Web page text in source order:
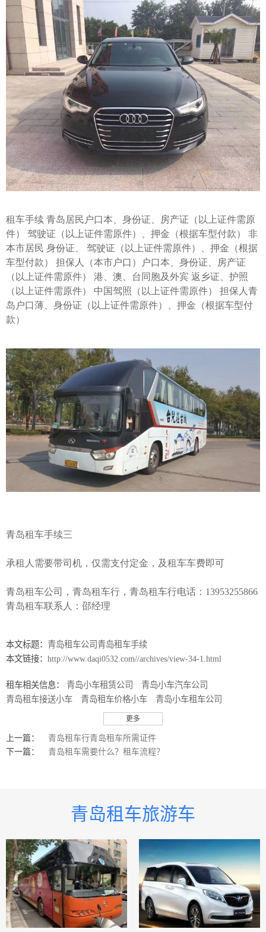
租车手续 青岛居民户口本、身份证、房产证（以上证件需原
件） 驾驶证（以上证件需原件）、押金（根据车型付款） 非
本市居民 身份证、 驾驶证（以上证件需原件）、押金（根据
车型付款） 担保人（本市户口）户口本、身份证、房产证
（以上证件需原件） 港、澳、台同胞及外宾 返乡证、护照
（以上证件需原件） 中国驾照（以上证件需原件） 担保人青
岛户口薄、身份证（以上证件需原件）、押金（根据车型付
款）
青岛租车手续三
承租人需要带司机，仅需支付定金，及租车车费即可
青岛租车公司，青岛租车行， 青岛租车行电话 ： 13953255866
青岛租车联系人：邵经理
本文标题： 青岛租车公司青岛租车手续
本文链接： http://www.daqi0532.com//archives/view-34-1.html
租车相关信息： 青岛小车租赁公司
青岛小车汽车公司
青岛租车接送小车
青岛租车价格小车
青岛小车租车公司
青岛租车须知小车
青岛租车行小车
青岛旅游客车
青岛旅游客车客车
青岛旅游大巴车车队
青岛旅游小巴
青岛旅游客车车队
青岛旅游客车租赁
青岛旅游客车出租
青岛旅游用车客车
青岛旅游小巴士车车队
青岛旅游用车小巴士
青岛旅游客车小巴士
青岛旅游用车
青岛旅游用车大巴
青岛旅游中巴车队
青岛旅游中巴租赁
青岛旅游中巴出租
青岛旅游用车中巴
青岛旅游中巴车车队
青岛旅游大巴
青岛旅游客车大巴
青岛旅游大巴车队
青岛旅游大巴租赁
青岛旅游汽车服务有限公司
青岛旅游客运公司有哪些
青岛旅游租车
青岛旅游巴士
青岛旅游客车巴士
青岛旅游巴士车队
青岛旅游巴士租赁 青岛旅游租车服务
更多
上一篇： 青岛租车行青岛租车所需证件
下一篇： 青岛租车需要什么？租车流程？
青岛租车旅游车